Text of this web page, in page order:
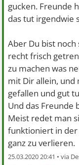
gucken. Freunde
das tut irgendwie
Aber Du bist
recht frisch
zu machen was
mit Dir allein, und
gefallen und gut
Und das Freunde
Meist redet man
funktioniert in der
ganz zu verlieren.
25.03.2020 20:41 •